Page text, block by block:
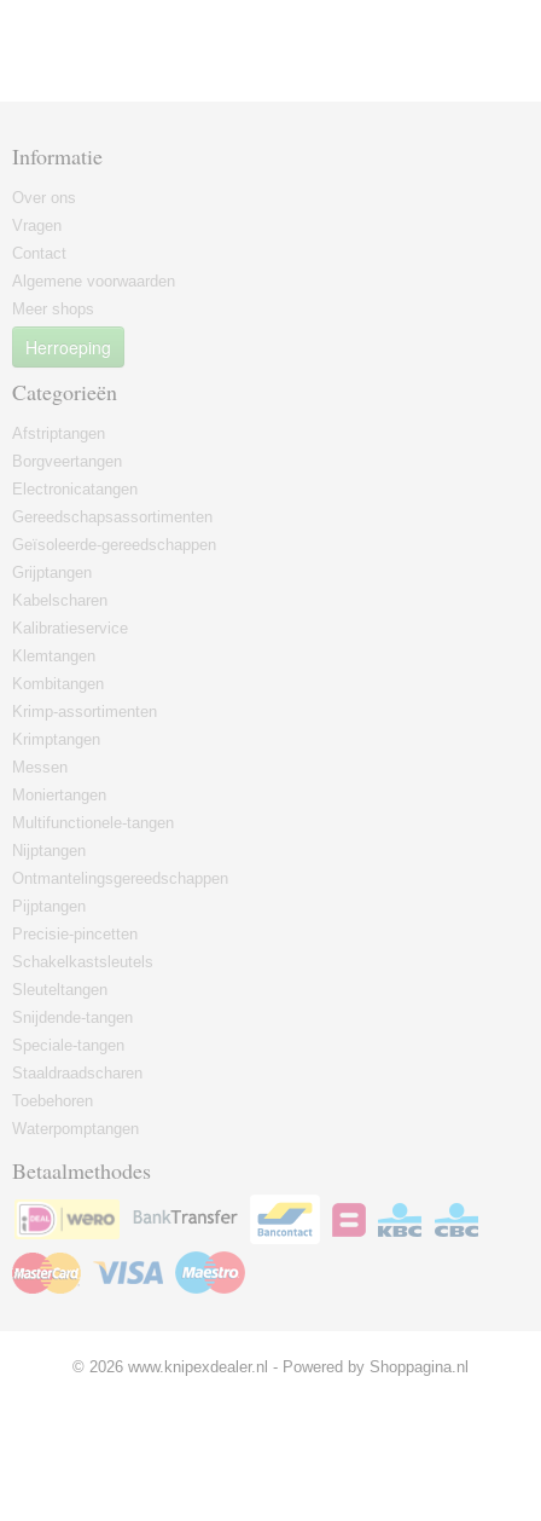
Informatie
Over ons
Vragen
Contact
Algemene voorwaarden
Meer shops
Herroeping
Categorieën
Afstriptangen
Borgveertangen
Electronicatangen
Gereedschapsassortimenten
Geïsoleerde-gereedschappen
Grijptangen
Kabelscharen
Kalibratieservice
Klemtangen
Kombitangen
Krimp-assortimenten
Krimptangen
Messen
Moniertangen
Multifunctionele-tangen
Nijptangen
Ontmantelingsgereedschappen
Pijptangen
Precisie-pincetten
Schakelkastsleutels
Sleuteltangen
Snijdende-tangen
Speciale-tangen
Staaldraadscharen
Toebehoren
Waterpomptangen
Betaalmethodes
© 2026 www.knipexdealer.nl - Powered by Shoppagina.nl